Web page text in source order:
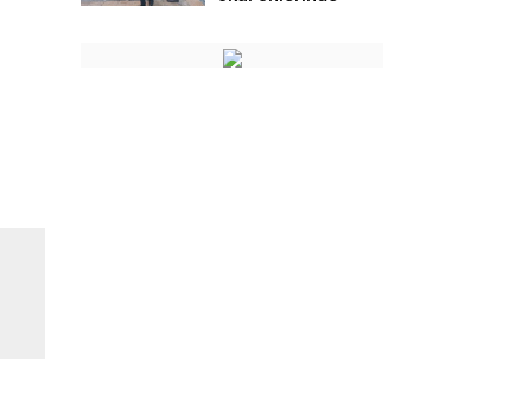
Haber Ajansı